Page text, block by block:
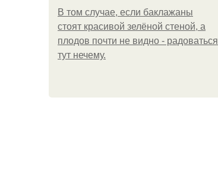
В том случае, если баклажаны
стоят красивой зелёной стеной, а
плодов почти не видно - радоваться
тут нечему.